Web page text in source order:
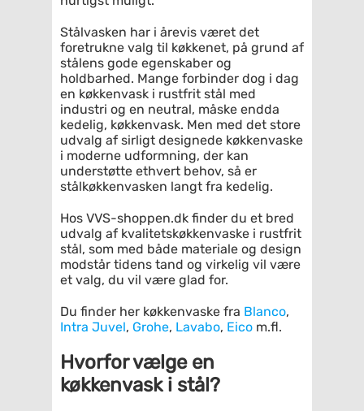
Stålvasken har i årevis været det
foretrukne valg til køkkenet, på grund af
stålens gode egenskaber og
holdbarhed. Mange forbinder dog i dag
en køkkenvask i rustfrit stål med
industri og en neutral, måske endda
kedelig, køkkenvask. Men med det store
udvalg af sirligt designede køkkenvaske
i moderne udformning, der kan
understøtte ethvert behov, så er
stålkøkkenvasken langt fra kedelig.
Hos VVS-shoppen.dk finder du et bred
udvalg af kvalitetskøkkenvaske i rustfrit
stål, som med både materiale og design
modstår tidens tand og virkelig vil være
et valg, du vil være glad for.
Du finder her køkkenvaske fra Blanco,
Intra Juvel, Grohe, Lavabo, Eico m.fl.
Hvorfor vælge en
køkkenvask i stål?